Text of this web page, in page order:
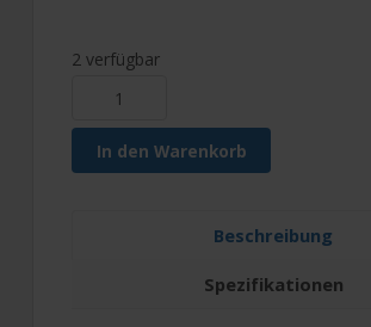
2 verfügbar
In den Warenkorb
Beschreibung
Spezifikationen